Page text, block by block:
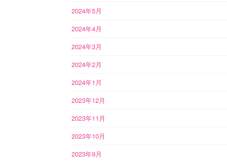
2024年5月
2024年4月
2024年3月
2024年2月
2024年1月
2023年12月
2023年11月
2023年10月
2023年9月